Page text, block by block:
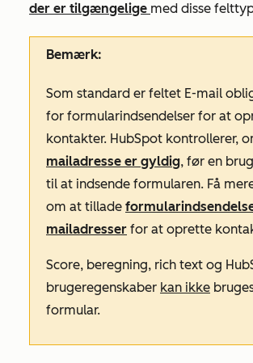
der er tilgængelige med disse
Bemærk:
Som standard er feltet E-mail
for formularindsendelser for at
kontakter. HubSpot kontrollerer,
mailadresse er gyldig, før en
til at indsende formularen. Få
om at tillade
mailadresser for at oprette
Score, beregning, rich text og
brugeregenskaber kan ikke
formular.